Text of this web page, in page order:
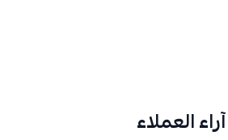
آراء العملاء